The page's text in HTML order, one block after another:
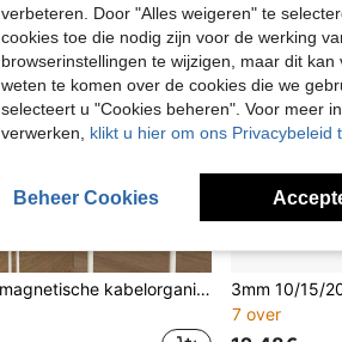
20 stuks magnetische kabelorganizers - zelfklevende kabelhouders zonder boren voor bureau & auto, stijlvolle clips voor kabelmanagement van oplaadkabels
7 over
verbeteren. Door "Alles weigeren" te
cookies toe die nodig zijn voor de werking
browserinstellingen te wijzigen, maar dit
weten te komen over de cookies die we
selecteert u "Cookies beheren". Voor meer
verwerken, klikt u hier om ons Privacybeleid
Beheer Cookies